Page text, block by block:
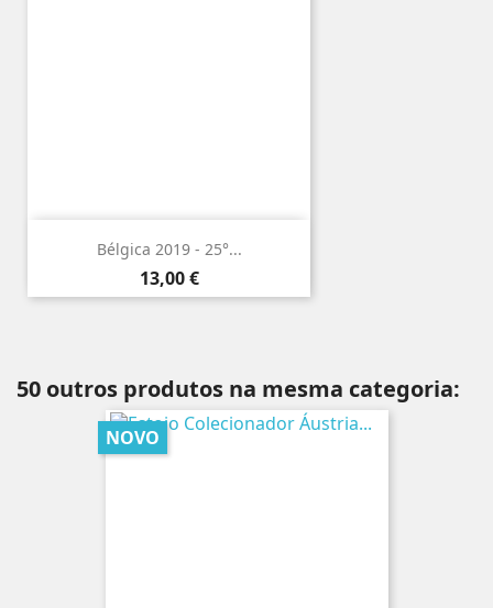
Bélgica 2019 - 25°...
Preço
13,00 €
50 outros produtos na mesma categoria:
NOVO